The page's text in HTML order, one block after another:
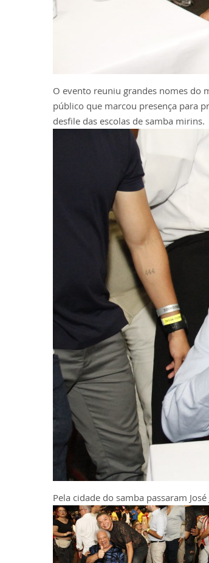
O evento reuniu grandes nomes do
público que marcou presença para
desfile das escolas de samba mirins.
Pela cidade do samba passaram